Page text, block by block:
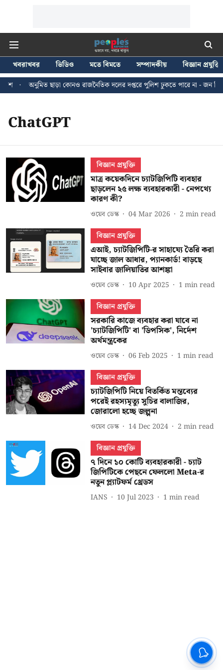
খবরাখবর ভিডিও মতে বিমতে সম্পাদকীয়
বিজ্ঞান প্রযুক্তি
অনুমিত ছাড়া কোনও রাজনৈতিক দলের দপ্তরে পুলিশ ঢুকতে পারে না - জন
ChatGPT
বিজ্ঞান প্রযুক্তি
মাত্র কয়েকদিনে চ্যাটজিপিটি ব্যবহার
ছাড়লেন ২৫ লক্ষ ব্যবহারকারী - নেপথ্যে
কারণ কী?
ওয়েব ডেস্ক 04 Mar 2026 2 min read
বিজ্ঞান প্রযুক্তি
এআই, চ্যাটজিপিটি-র সাহায্যে তৈরি করা
যাচ্ছে জাল আধার, প্যানকার্ড! বাড়ছে
সাইবার জালিয়াতির আশঙ্কা
ওয়েব ডেস্ক 10 Apr 2025 1 min read
বিজ্ঞান প্রযুক্তি
সরকারি কাজে ব্যবহার করা যাবে না
'চ্যাটজিপিটি' বা 'ডিপসিক', নির্দেশ
অর্থমন্ত্রকের
ওয়েব ডেস্ক 06 Feb 2025 1 min read
বিজ্ঞান প্রযুক্তি
চ্যাটজিপিটি নিয়ে বিতর্কিত মন্তব্যের
পরেই রহস্যমৃত্যু সুচির বালাজির,
জোরালো হচ্ছে জল্পনা
ওয়েব ডেস্ক 14 Dec 2024 2 min read
বিজ্ঞান প্রযুক্তি
৭ দিনে ১০ কোটি ব্যবহারকারী - চ্যাট
জিপিটিকে পেছনে ফেললো Meta-র
নতুন প্ল্যাটফর্ম থ্রেডস
IANS 10 Jul 2023 1 min read